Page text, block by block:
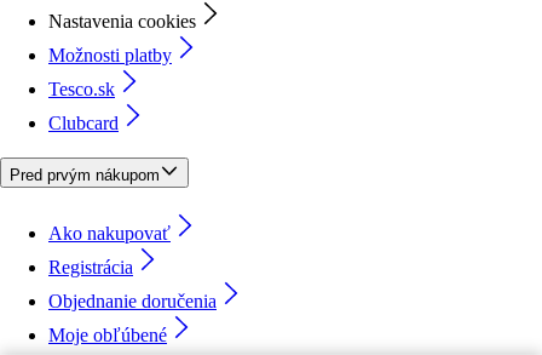
Nastavenia cookies
Možnosti platby
Tesco.sk
Clubcard
Pred prvým nákupom
Ako nakupovať
Registrácia
Objednanie doručenia
Moje obľúbené